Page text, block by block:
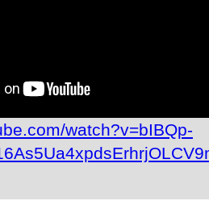
watch?v=bIBQp-